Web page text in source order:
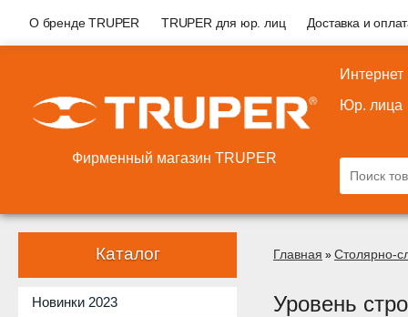
О бренде TRUPER TRUPER для юр. лиц Доставка и
Фирменный магазин TRUPER
Интернет
Юр. лица
Каталог
Новинки 2023
Главная » Столярно-
Уровень